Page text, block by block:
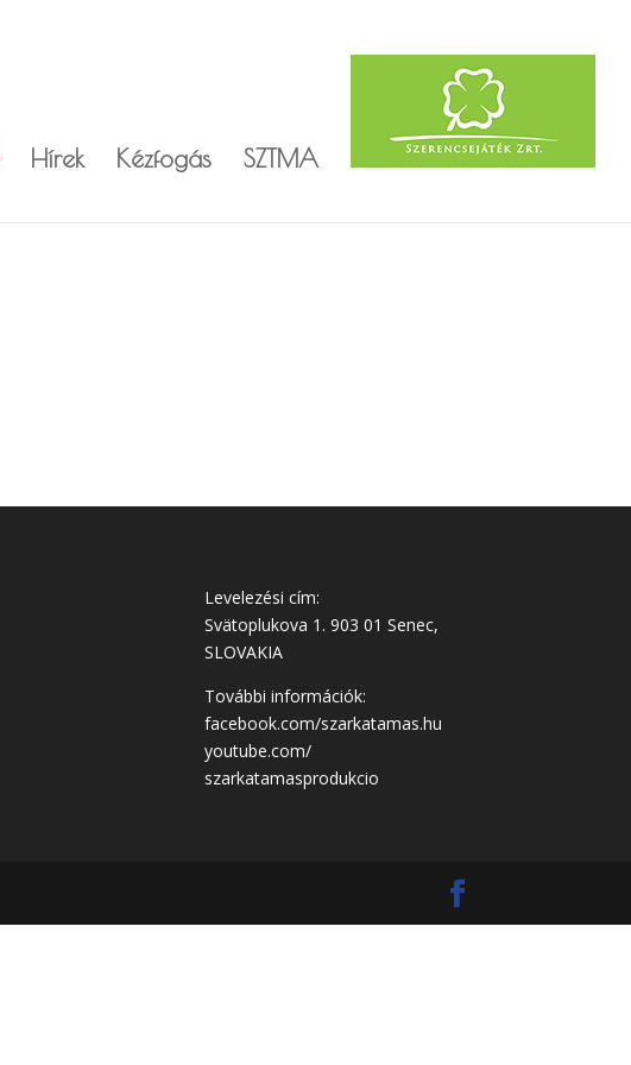
Hírek Kézfogás SZTMA
Levelezési cím:
Svätoplukova 1. 903 01 Senec,
SLOVAKIA
További információk:
facebook.com/szarkatamas.hu
youtube.com/
szarkatamasprodukcio